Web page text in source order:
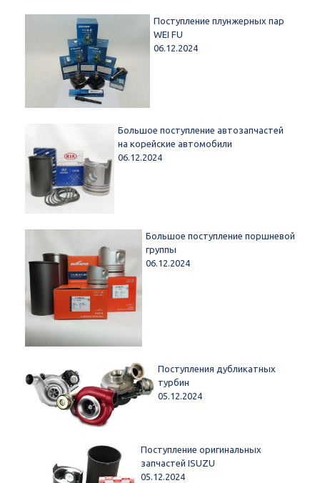
Поступление плунжерных пар
WEI FU
06.12.2024
Большое поступление автозапчастей
на корейские автомобили
06.12.2024
Большое поступление поршневой
группы
06.12.2024
Поступления дубликатных
турбин
05.12.2024
Поступление оригинальных
запчастей ISUZU
05.12.2024